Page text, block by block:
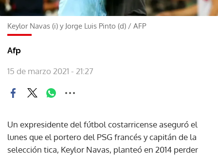
Keylor Navas (i) y Jorge Luis Pinto (d) / AFP
Afp
15 de marzo 2021 - 21:27
Un expresidente del fútbol costarricense aseguró el
lunes que el portero del PSG francés y capitán de la
selección tica, Keylor Navas, planteó en 2014 perder